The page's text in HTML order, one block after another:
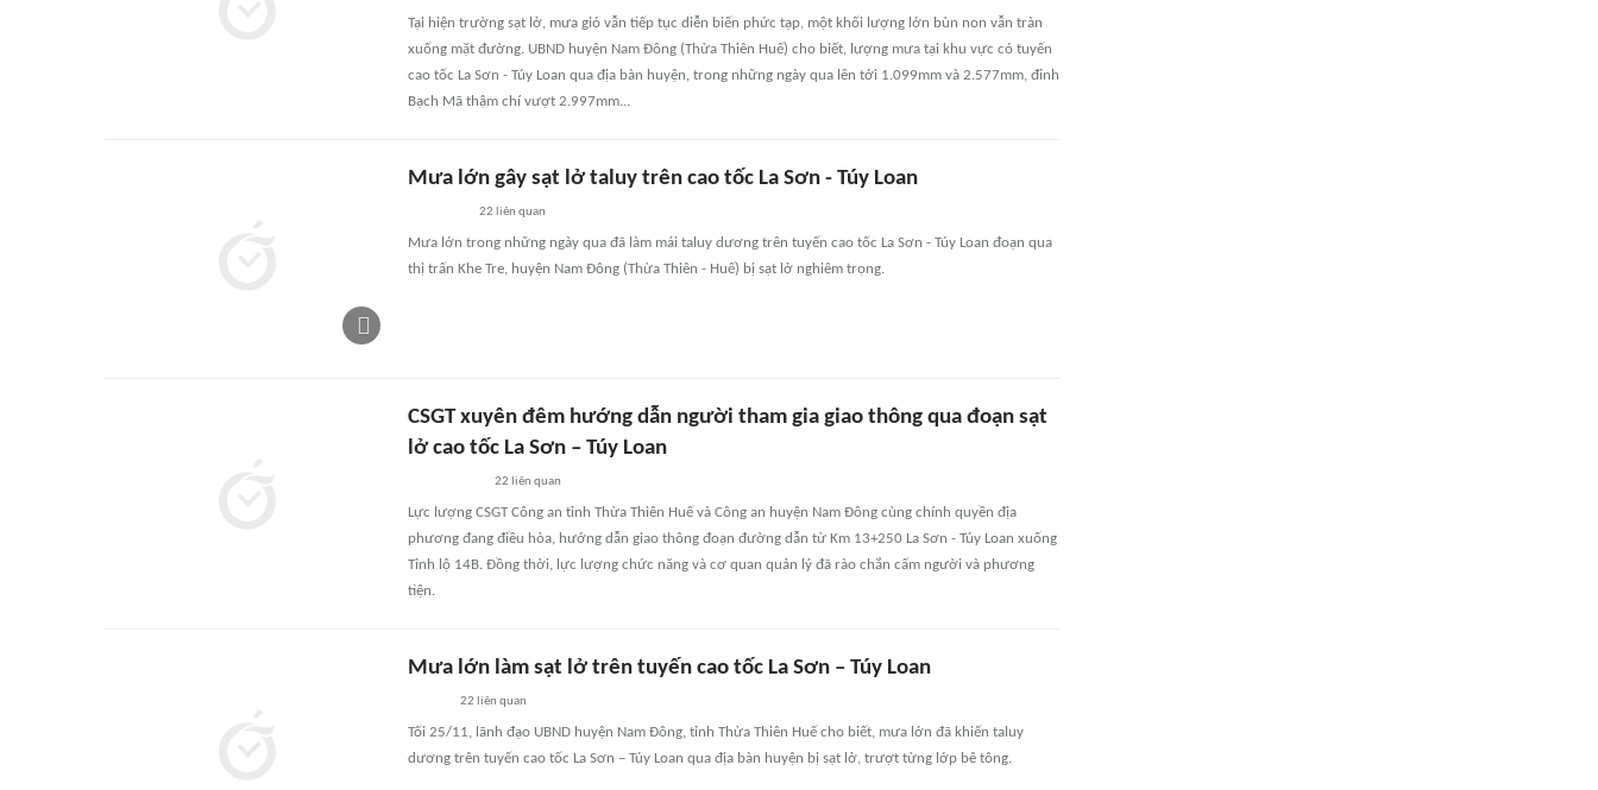
Tại hiện trường sạt lở, mưa gió vẫn tiếp tục diễn biến phức tạp, một khối lượng lớn bùn non vẫn tràn
xuống mặt đường. UBND huyện Nam Đông (Thừa Thiên Huế) cho biết, lượng mưa tại khu vực có tuyến
cao tốc La Sơn - Túy Loan qua địa bàn huyện, trong những ngày qua lên tới 1.099mm và 2.577mm, đỉnh
Bạch Mã thậm chí vượt 2.997mm...
Mưa lớn gây sạt lở taluy trên cao tốc La Sơn - Túy Loan
22 liên quan
Mưa lớn trong những ngày qua đã làm mái taluy dương trên tuyến cao tốc La Sơn - Túy Loan đoạn qua
thị trấn Khe Tre, huyện Nam Đông (Thừa Thiên - Huế) bị sạt lở nghiêm trọng.
CSGT xuyên đêm hướng dẫn người tham gia giao thông qua đoạn sạt
lở cao tốc La Sơn – Túy Loan
22 liên quan
Lực lượng CSGT Công an tỉnh Thừa Thiên Huế và Công an huyện Nam Đông cùng chính quyền địa
phương đang điều hòa, hướng dẫn giao thông đoạn đường dẫn từ Km 13+250 La Sơn - Túy Loan xuống
Tỉnh lộ 14B. Đồng thời, lực lượng chức năng và cơ quan quản lý đã rào chắn cấm người và phương
tiện.
Mưa lớn làm sạt lở trên tuyến cao tốc La Sơn – Túy Loan
22 liên quan
Tối 25/11, lãnh đạo UBND huyện Nam Đông, tỉnh Thừa Thiên Huế cho biết, mưa lớn đã khiến taluy
dương trên tuyến cao tốc La Sơn – Túy Loan qua địa bàn huyện bị sạt lở, trượt từng lớp bê tông.